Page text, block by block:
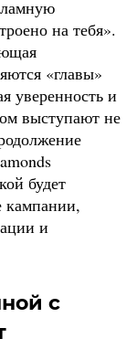
на тебя».
«главы»
уверенность и
выступают не
будет
кампании,
и
с